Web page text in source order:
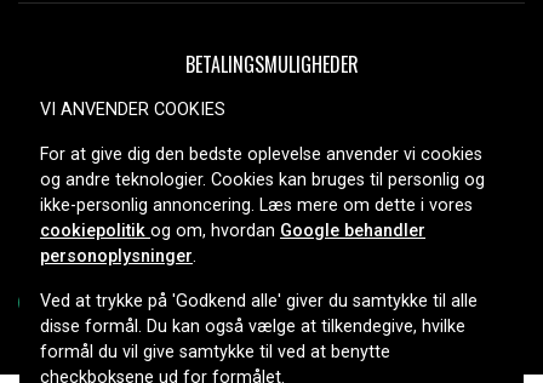
BETALINGSMULIGHEDER
LEVERINGSMULIGHEDER
Copyright © 2026, Spares Nordic AB
VI ANVENDER COOKIES
For at give dig den bedste oplevelse anvender vi cookies
og andre teknologier. Cookies kan bruges til personlig og
ikke-personlig annoncering. Læs mere om dette i vores
cookiepolitik og om, hvordan Google behandler
personoplysninger.
Ved at trykke på 'Godkend alle' giver du samtykke til alle
disse formål. Du kan også vælge at tilkendegive, hvilke
formål du vil give samtykke til ved at benytte
checkboksene ud for formålet.